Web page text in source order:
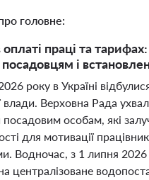
головне:
оплаті праці та
і
року в Україні
влади. Верховна Рада
особам, які
для мотивації
Водночас, з 1 липня
централізоване